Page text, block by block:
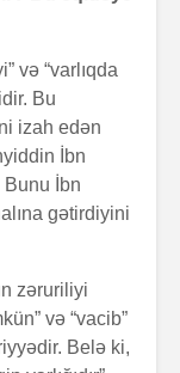
və “varlıqda
Bu
izah edən
İbn
İbn
gətirdiyini
zəruriliyi
və “vacib”
Belə ki,